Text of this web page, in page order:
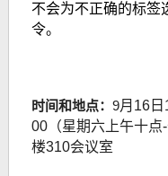
不会为不正确的标签
令。
时间和地点： 9月 16日
00（星期六上午十点
楼310会议室